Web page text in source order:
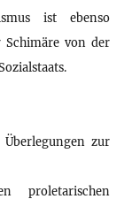
ist ebenso
von der
zur
proletarischen